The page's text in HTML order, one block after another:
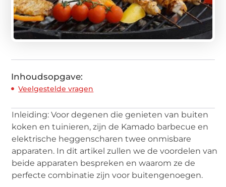
Inhoudsopgave:
Veelgestelde vragen
Inleiding: Voor degenen die genieten van buiten
koken en tuinieren, zijn de Kamado barbecue en
elektrische heggenscharen twee onmisbare
apparaten. In dit artikel zullen we de voordelen van
beide apparaten bespreken en waarom ze de
perfecte combinatie zijn voor buitengenoegen.